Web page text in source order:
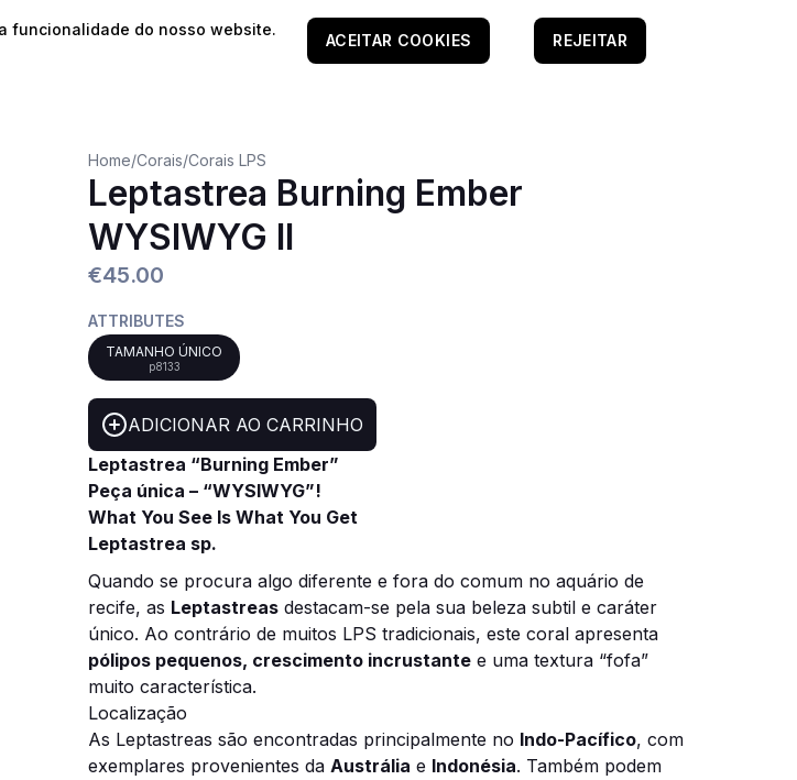
encomendas acima de 60€!*⭐️
Home/Corais/Corais LPS
Leptastrea Burning Ember
WYSIWYG II
€45.00
ATTRIBUTES
TAMANHO ÚNICO
p8133
ADICIONAR AO CARRINHO
Leptastrea “Burning Ember”
Peça única – “WYSIWYG”!
What You See Is What You Get
Leptastrea sp.
Quando se procura algo diferente e fora do comum no aquário de
recife, as Leptastreas destacam-se pela sua beleza subtil e caráter
único. Ao contrário de muitos LPS tradicionais, este coral apresenta
pólipos pequenos, crescimento incrustante e uma textura “fofa”
muito característica.
Localização
As Leptastreas são encontradas principalmente no Indo-Pacífico, com
exemplares provenientes da Austrália e Indonésia. Também podem
funcionalidade do nosso website.
ACEITAR COOKIES REJEITAR